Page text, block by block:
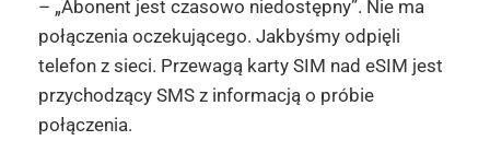
– „Abonent jest czasowo niedostępny”. Nie ma
połączenia oczekującego. Jakbyśmy odpięli
telefon z sieci. Przewagą karty SIM nad eSIM jest
przychodzący SMS z informacją o próbie
połączenia.